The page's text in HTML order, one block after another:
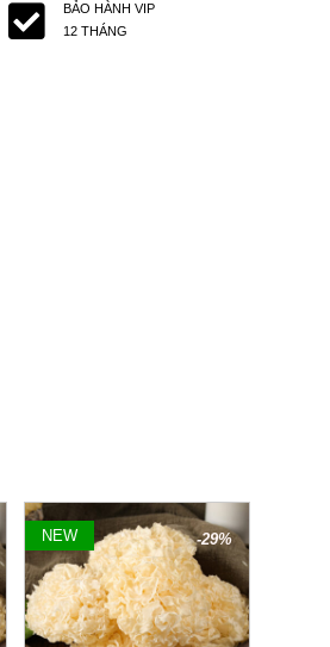
BẢO HÀNH VIP
12 THÁNG
-29%
NEW